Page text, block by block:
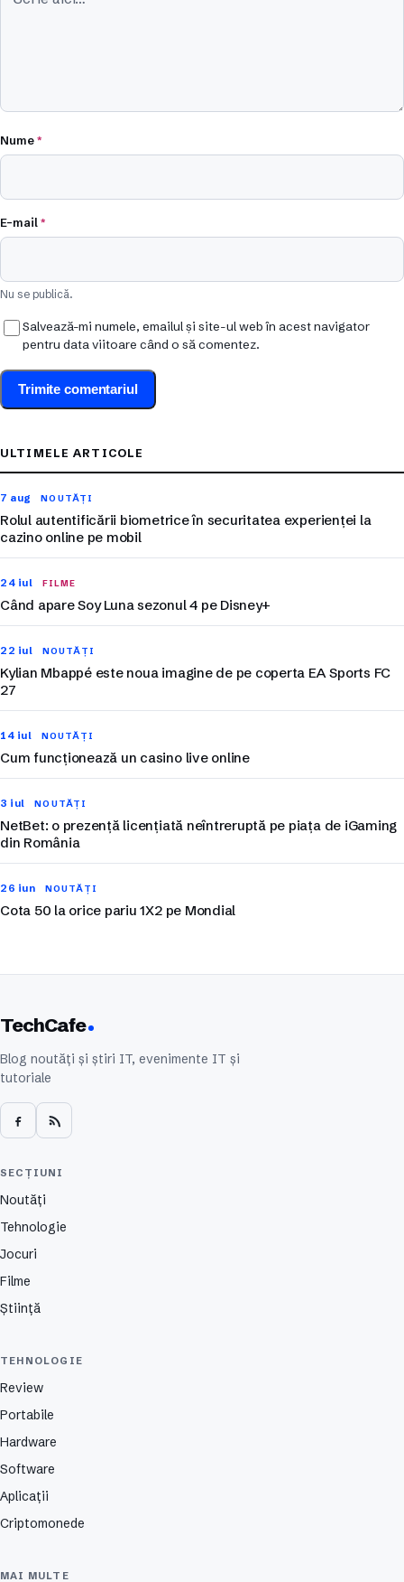
Nume*
E-mail*
Nu se publică.
Salvează-mi numele, emailul și site-ul web în acest navigator
pentru data viitoare când o să comentez.
ULTIMELE ARTICOLE
7 aug NOUTĂȚI
Rolul autentificării biometrice în securitatea experienței la
cazino online pe mobil
24 iul FILME
Când apare Soy Luna sezonul 4 pe Disney+
22 iul NOUTĂȚI
Kylian Mbappé este noua imagine de pe coperta EA Sports FC
27
14 iul NOUTĂȚI
Cum funcționează un casino live online
3 iul NOUTĂȚI
NetBet: o prezență licențiată neîntreruptă pe piața de iGaming
din România
26 iun NOUTĂȚI
Cota 50 la orice pariu 1X2 pe Mondial
TechCafe
Blog noutăți și știri IT, evenimente IT și
tutoriale
SECȚIUNI
Noutăți
Tehnologie
Jocuri
Filme
Știință
TEHNOLOGIE
Review
Portabile
Hardware
Software
Aplicații
Criptomonede
MAI MULTE